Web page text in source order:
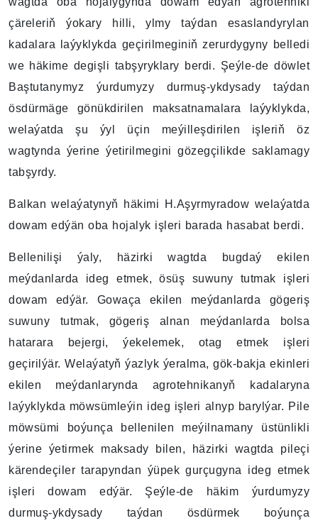
çäreleriň ýokary hilli, ylmy taýdan esaslandyrylan
kadalara laýyklykda geçirilmeginiň zerurdygyny belledi
we häkime degişli tabşyryklary berdi. Şeýle-de döwlet
Baştutanymyz ýurdumyzy durmuş-ykdysady taýdan
ösdürmäge gönükdirilen maksatnamalara laýyklykda,
welaýatda şu ýyl üçin meýilleşdirilen işleriň öz
wagtynda ýerine ýetirilmegini gözegçilikde saklamagy
tabşyrdy.
Balkan welaýatynyň häkimi H.Aşyrmyradow welaýatda
dowam edýän oba hojalyk işleri barada hasabat berdi.
Bellenilişi ýaly, häzirki wagtda bugdaý ekilen
meýdanlarda ideg etmek, ösüş suwuny tutmak işleri
dowam edýär. Gowaça ekilen meýdanlarda gögeriş
suwuny tutmak, gögeriş alnan meýdanlarda bolsa
hatarara bejergi, ýekelemek, otag etmek işleri
geçirilýär. Welaýatyň ýazlyk ýeralma, gök-bakja ekinleri
ekilen meýdanlarynda agrotehnikanyň kadalaryna
laýyklykda möwsümleýin ideg işleri alnyp barylýar. Pile
möwsümi boýunça bellenilen meýilnamany üstünlikli
ýerine ýetirmek maksady bilen, häzirki wagtda pileçi
kärendeçiler tarapyndan ýüpek gurçugyna ideg etmek
işleri dowam edýär. Şeýle-de häkim ýurdumyzy
durmuş-ykdysady taýdan ösdürmek boýunça